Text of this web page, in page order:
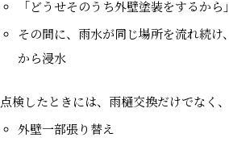
「どうせそのうち外壁塗装をするから
その間に、雨水が同じ場所を流れ続け
から浸水
点検したときには、雨樋交換だけでなく、
外壁一部張り替え